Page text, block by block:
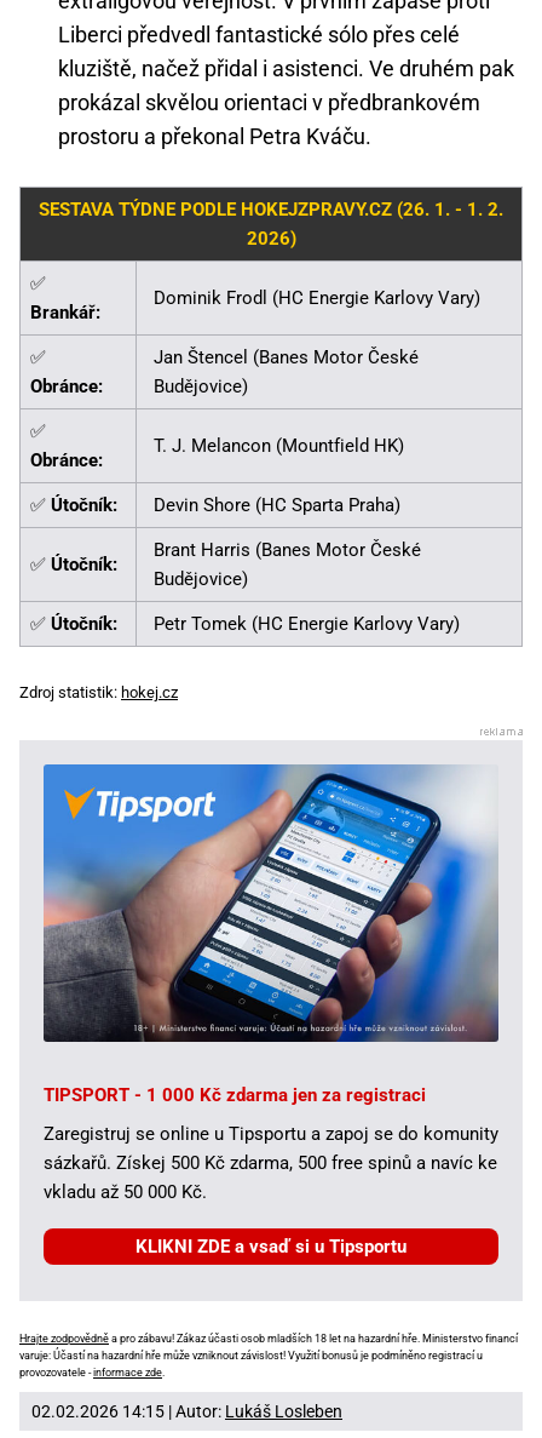
Liberci předvedl fantastické sólo přes celé
kluziště, načež přidal i asistenci. Ve druhém pak
prokázal skvělou orientaci v předbrankovém
prostoru a překonal Petra Kváču.
SESTAVA TÝDNE PODLE HOKEJZPRAVY.CZ (26. 1. - 1. 2.
2026)
✅
Brankář:
Dominik Frodl (HC Energie Karlovy Vary)
✅
Obránce:
Jan Štencel (Banes Motor České
Budějovice)
✅
Obránce:
T. J. Melancon (Mountfield HK)
✅ Útočník: Devin Shore (HC Sparta Praha)
✅ Útočník:
Brant Harris (Banes Motor České
Budějovice)
✅ Útočník: Petr Tomek (HC Energie Karlovy Vary)
Zdroj statistik: hokej.cz
TIPSPORT - 1 000 Kč zdarma jen za registraci
Zaregistruj se online u Tipsportu a zapoj se do komunity
sázkařů. Získej 500 Kč zdarma, 500 free spinů a navíc ke
vkladu až 50 000 Kč.
KLIKNI ZDE a vsaď si u Tipsportu
Hrajte zodpovědně a pro zábavu! Zákaz účasti osob mladších 18 let na hazardní hře. Ministerstvo financí
varuje: Účastí na hazardní hře může vzniknout závislost! Využití bonusů je podmíněno registrací u
provozovatele -informace zde.
02.02.2026 14:15 | Autor: Lukáš Losleben